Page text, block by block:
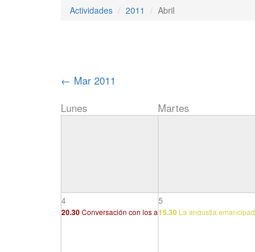
Actividades 2011 Abril
← Mar 2011
Lunes
Martes
4
20.30Conversación con los a
5
15.30 La angustia emancipad